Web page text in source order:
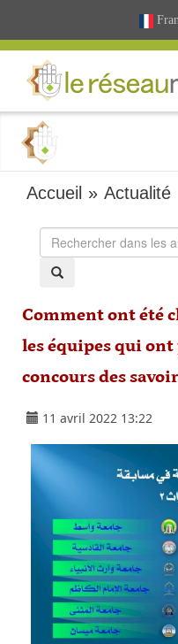
Accueil »Actualité
Comment ont été
les équipes qui
concours des
11 avril 2022 13:22